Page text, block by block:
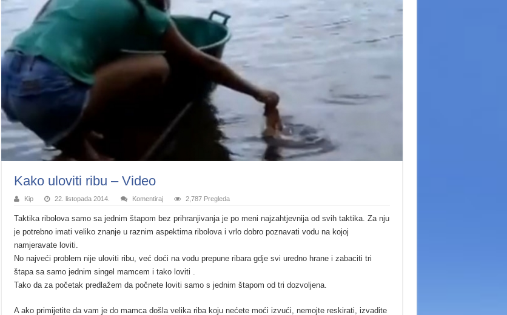
Kako uloviti ribu – Video
Kip 22. listopada 2014. Komentiraj 2,787 Pregleda
Taktika ribolova samo sa jednim štapom bez prihranjivanja je po meni najzahtjevnija od svih taktika. Za nju
je potrebno imati veliko znanje u raznim aspektima ribolova i vrlo dobro poznavati vodu na kojoj
namjeravate loviti.
No najveći problem nije uloviti ribu, već doći na vodu prepune ribara gdje svi uredno hrane i zabaciti tri
štapa sa samo jednim singel mamcem i tako loviti .
Tako da za početak predlažem da počnete loviti samo s jednim štapom od tri dozvoljena.
A ako primijetite da vam je do mamca došla velika riba koju nećete moći izvući, nemojte reskirati, izvadite